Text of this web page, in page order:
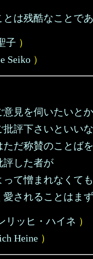
は残酷なことであ
子 ）
Seiko ）
見を伺いたいとか
批評下さいといいな
ただ称賛のことば
評した者が
て憎まれなくても
愛されることはま
リッヒ・ハイネ ）
Heine ）